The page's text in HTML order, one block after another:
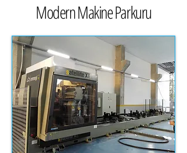
Modern Makine Parkuru